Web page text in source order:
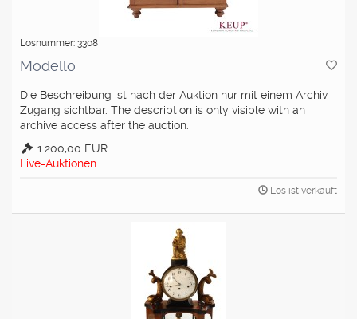
Losnummer: 3308
Modello
Die Beschreibung ist nach der Auktion nur mit einem Archiv-
Zugang sichtbar. The description is only visible with an
archive access after the auction.
1.200,00 EUR
Live-Auktionen
Los ist verkauft